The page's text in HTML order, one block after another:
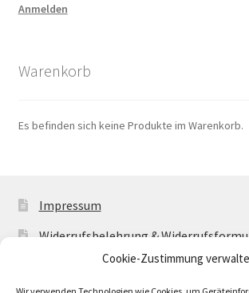
Cookie-Zustimmung
Anmelden
Warenkorb
Es befinden sich keine Produkte im Warenkorb.
Impressum
Widerrufsbelehrung &
Allgemeine Geschäftsbedingungen